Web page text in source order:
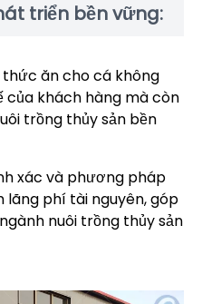
triển bền vững:
thức ăn cho cá không
của khách hàng mà còn
trồng thủy sản bền
xác và phương pháp
lãng phí tài nguyên, góp
nuôi trồng thủy sản